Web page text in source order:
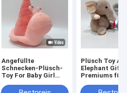
Angefüllte
Schnecken-Plüsch-
Toy For Baby Girl
Kindergeschenke
Plüsch Toy
Elephant Gift
Premiums